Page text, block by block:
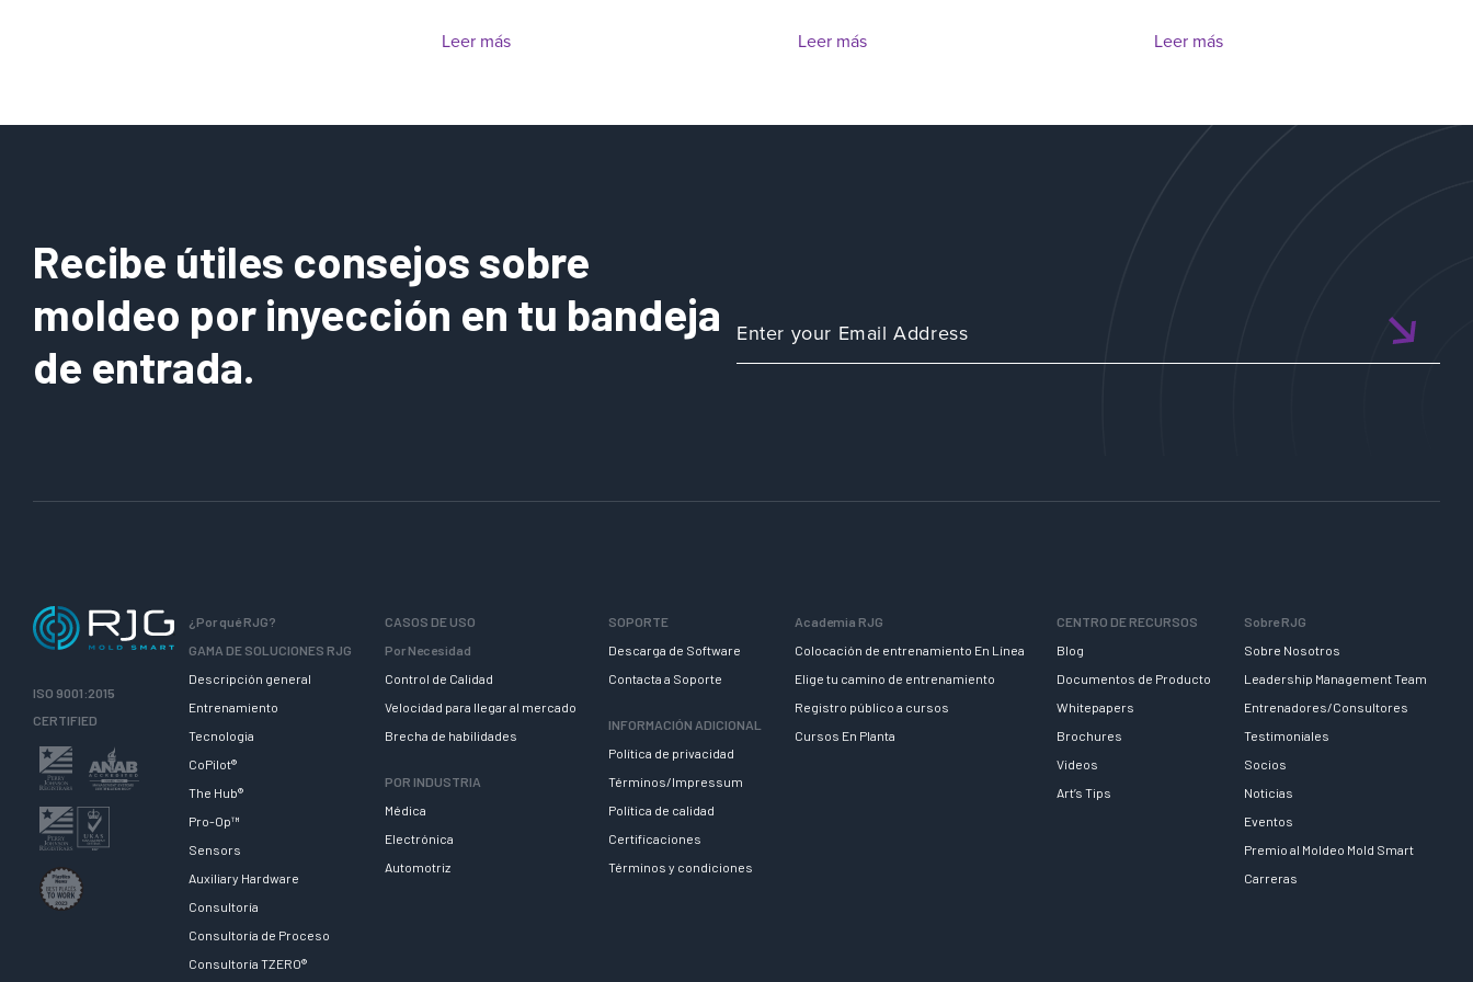
Leer más Leer más Leer más
Recibe útiles consejos sobre
moldeo por inyección en tu bandeja
de entrada.
ISO 9001:2015
CERTIFIED
¿Por qué RJG?
GAMA DE SOLUCIONES RJG
Descripción general
Entrenamiento
Tecnologia
CoPilot®
The Hub®
Pro-Op™
Sensors
Auxiliary Hardware
Consultoría
Consultoría de Proceso
Consultoría TZERO®
CASOS DE USO
Por Necesidad
Control de Calidad
Velocidad para llegar al mercado
Brecha de habilidades
POR INDUSTRIA
Médica
Electrónica
Automotriz
SOPORTE
Descarga de Software
Contacta a Soporte
INFORMACIÓN ADICIONAL
Política de privacidad
Términos/Impressum
Política de calidad
Certificaciones
Términos y condiciones
Academia RJG
Colocación de entrenamiento En Línea
Elige tu camino de entrenamiento
Registro público a cursos
Cursos En Planta
CENTRO DE RECURSOS
Blog
Documentos de Producto
Whitepapers
Brochures
Videos
Art’s Tips
Sobre RJG
Sobre Nosotros
Leadership Management Team
Entrenadores/Consultores
Testimoniales
Socios
Noticias
Eventos
Premio al Moldeo Mold Smart
Carreras